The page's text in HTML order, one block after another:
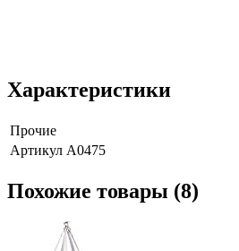
Характеристики
Прочие
Артикул A0475
Похожие товары (8)